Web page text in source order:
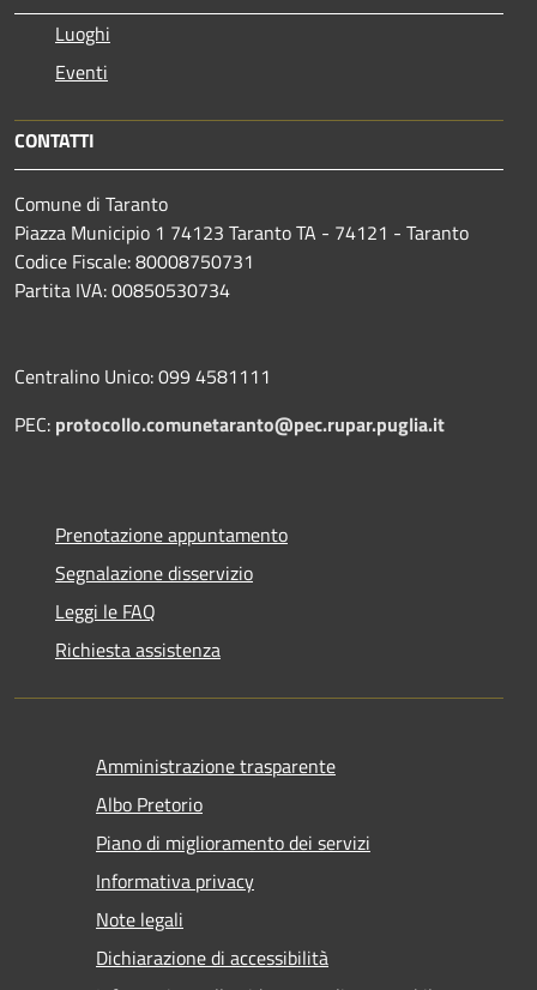
Luoghi
Eventi
CONTATTI
Comune di Taranto
Piazza Municipio 1 74123 Taranto TA - 74121 - Taranto
Codice Fiscale: 80008750731
Partita IVA: 00850530734
Centralino Unico: 099 4581111
PEC: protocollo.comunetaranto@pec.rupar.puglia.it
Prenotazione appuntamento
Segnalazione disservizio
Leggi le FAQ
Richiesta assistenza
Amministrazione trasparente
Albo Pretorio
Piano di miglioramento dei servizi
Informativa privacy
Note legali
Dichiarazione di accessibilità